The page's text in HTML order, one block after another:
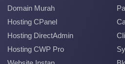
Domain Murah
Hosting CPanel
Hosting DirectAdmin
Hosting CWP Pro